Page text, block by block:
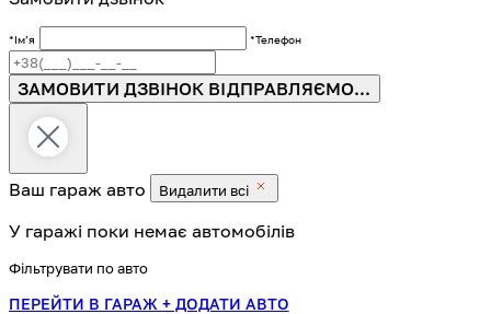
*Імʼя *Телефон
ЗАМОВИТИ ДЗВІНОК ВІДПРАВЛЯЄМО...
Ваш гараж авто Видалити всі
У гаражі поки немає автомобілів
Фільтрувати по авто
ПЕРЕЙТИ В ГАРАЖ + ДОДАТИ АВТО